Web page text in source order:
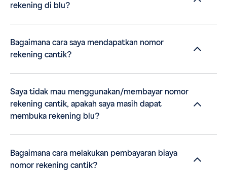
rekening di blu?
Bagaimana cara saya mendapatkan nomor
rekening cantik?
Saya tidak mau menggunakan/membayar nomor
rekening cantik, apakah saya masih dapat
membuka rekening blu?
Bagaimana cara melakukan pembayaran biaya
nomor rekening cantik?